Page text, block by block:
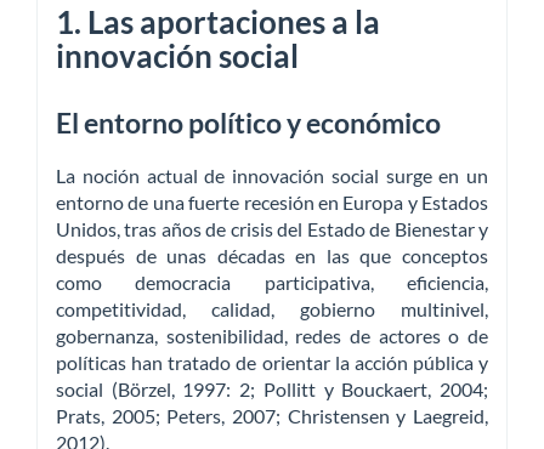
1. Las aportaciones a la
innovación social
El entorno político y económico
La noción actual de innovación social surge en un
entorno de una fuerte recesión en Europa y Estados
Unidos, tras años de crisis del Estado de Bienestar y
después de unas décadas en las que conceptos
como democracia participativa, eficiencia,
competitividad, calidad, gobierno multinivel,
gobernanza, sostenibilidad, redes de actores o de
políticas han tratado de orientar la acción pública y
social (Börzel, 1997: 2; Pollitt y Bouckaert, 2004;
Prats, 2005; Peters, 2007; Christensen y Laegreid,
2012).